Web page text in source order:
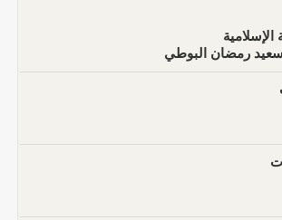
الإسلامية
سعيد رمضان البوطي